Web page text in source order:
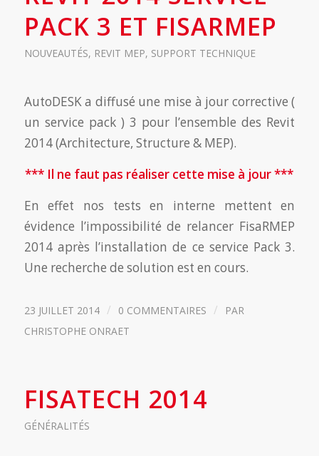
PACK 3 ET FISARMEP
NOUVEAUTÉS, REVIT MEP, SUPPORT TECHNIQUE
AutoDESK a diffusé une mise à jour corrective (
un service pack ) 3 pour l’ensemble des Revit
2014 (Architecture, Structure & MEP).
*** Il ne faut pas réaliser cette mise à jour ***
En effet nos tests en interne mettent en
évidence l’impossibilité de relancer FisaRMEP
2014 après l’installation de ce service Pack 3.
Une recherche de solution est en cours.
23 JUILLET 2014 / 0 COMMENTAIRES /
PAR
CHRISTOPHE ONRAET
FISATECH 2014
GÉNÉRALITÉS